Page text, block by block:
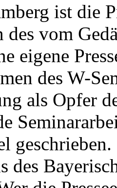
ist die
des vom
eigene
des W-
als Opfer
des